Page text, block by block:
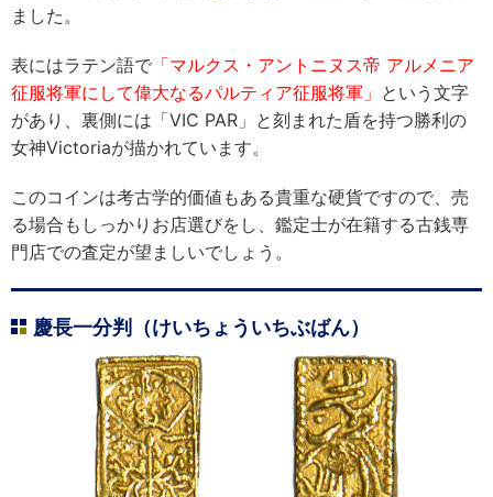
ました。
表にはラテン語で 「マルクス・アントニヌス帝 アルメニア
征服将軍にして偉大なるパルティア征服将軍」 という文字
があり、裏側には「VIC PAR」と刻まれた盾を持つ勝利の
女神Victoriaが描かれています。
このコインは考古学的価値もある貴重な硬貨ですので、売
る場合もしっかりお店選びをし、鑑定士が在籍する古銭専
門店での査定が望ましいでしょう。
慶長一分判（けいちょういちぶばん）